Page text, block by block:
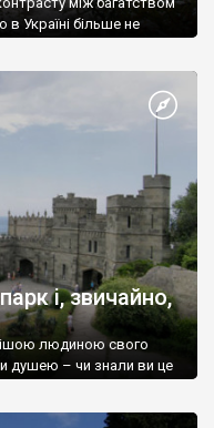
Україні більше не
і, звичайно,
людиною свого
душею – чи знали ви це